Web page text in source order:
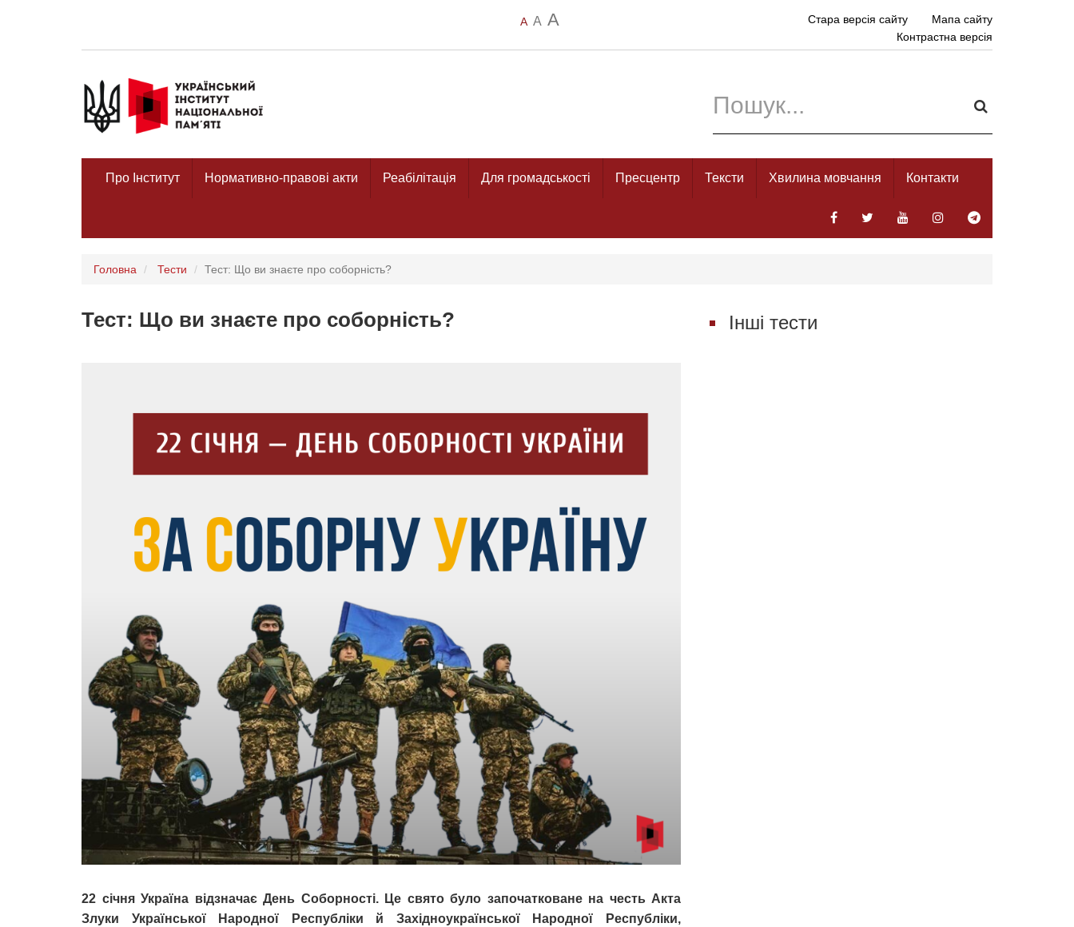
A A A Стара версія сайту
Мапа сайту
Контрастна версія
Про Інститут Нормативно-правові акти Реабілітація Для громадськості Пресцентр Тексти Хвилина мовчання Контакти
Головна Тести Тест: Що ви знаєте про соборність?
Тест: Що ви знаєте про соборність?
22 січня Україна відзначає День Соборності. Це свято було започатковане на честь Акта
Злуки Української Народної Республіки й Західноукраїнської Народної Республіки,
Інші тести